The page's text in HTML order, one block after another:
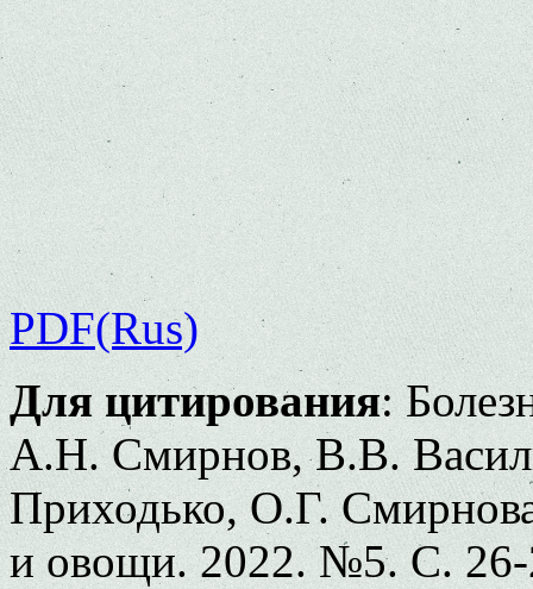
PDF(Rus)
Для цитирования:
А.Н. Смирнов, В.В.
Приходько, О.Г.
и овощи. 2022. №5. С.